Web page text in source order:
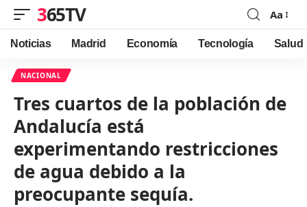
365TV
Font
Resizer
Aa
Noticias Madrid Economía Tecnología Salud
NACIONAL
Tres cuartos de la población de
Andalucía está
experimentando restricciones
de agua debido a la
preocupante sequía.